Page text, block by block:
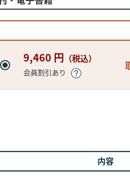
9,460 円 （税込）
会員割引あり
内容